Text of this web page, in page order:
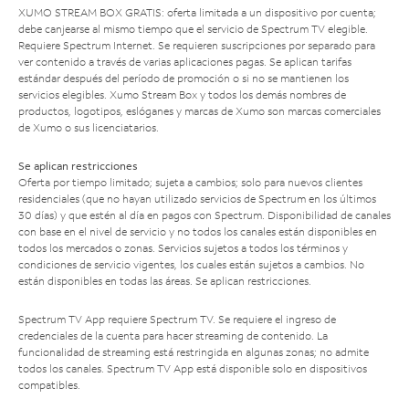
XUMO STREAM BOX GRATIS: oferta limitada a un dispositivo por cuenta;
debe canjearse al mismo tiempo que el servicio de Spectrum TV elegible.
Requiere Spectrum Internet. Se requieren suscripciones por separado para
ver contenido a través de varias aplicaciones pagas. Se aplican tarifas
estándar después del período de promoción o si no se mantienen los
servicios elegibles. Xumo Stream Box y todos los demás nombres de
productos, logotipos, eslóganes y marcas de Xumo son marcas comerciales
de Xumo o sus licenciatarios.
Se aplican restricciones
Oferta por tiempo limitado; sujeta a cambios; solo para nuevos clientes
residenciales (que no hayan utilizado servicios de Spectrum en los últimos
30 días) y que estén al día en pagos con Spectrum. Disponibilidad de canales
con base en el nivel de servicio y no todos los canales están disponibles en
todos los mercados o zonas. Servicios sujetos a todos los términos y
condiciones de servicio vigentes, los cuales están sujetos a cambios. No
están disponibles en todas las áreas. Se aplican restricciones.
Spectrum TV App requiere Spectrum TV. Se requiere el ingreso de
credenciales de la cuenta para hacer streaming de contenido. La
funcionalidad de streaming está restringida en algunas zonas; no admite
todos los canales. Spectrum TV App está disponible solo en dispositivos
compatibles.